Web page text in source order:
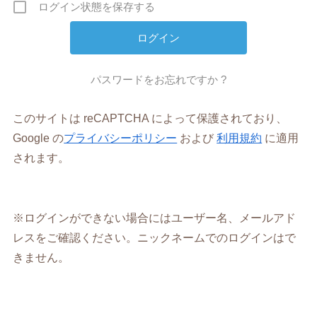
ログイン状態を保存する
パスワードをお忘れですか ?
このサイトは reCAPTCHA によって保護されており、
Google のプライバシーポリシー および利用規約 に適用
されます。
※ログインができない場合にはユーザー名、メールアド
レスをご確認ください。ニックネームでのログインはで
きません。